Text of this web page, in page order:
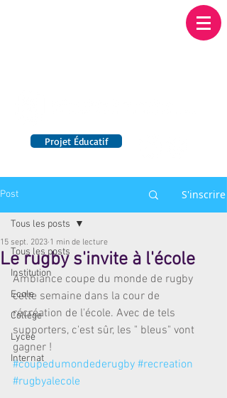
Projet Éducatif
Post S'inscrire
Tous les posts
Institution
Ecole
Collège
Lycée
Internat
Tous les posts
Le rugby s'invite à l'école
15 sept. 2023 1 min de lecture
Ambiance coupe du monde de rugby
cette semaine dans la cour de
récréation de l'école. Avec de tels
supporters, c'est sûr, les " bleus" vont
gagner !
#coupedumondederugby #recreation
#rugbyalecole